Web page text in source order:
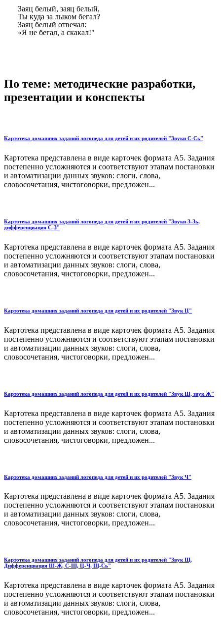
Заяц белый, заяц белый,
Ты куда за лыком бегал?
Заяц белый отвечал:
«Я не бегал, а скакал!"
По теме: методические разработки,
презентации и конспекты
Картотека домашних заданий логопеда для детей и их родителей "Звуки С-Сь"
Картотека представлена в виде карточек формата А5. Задания
постепенно усложняются и соответствуют этапам постановки
и автоматизации данных звуков: слоги, слова,
словосочетания, чистоговорки, предложен...
Картотека домашних заданий логопеда для детей и их родителей "Звуки З-Зь,
дифференциация С-З"
Картотека представлена в виде карточек формата А5. Задания
постепенно усложняются и соответствуют этапам постановки
и автоматизации данных звуков: слоги, слова,
словосочетания, чистоговорки, предложен...
Картотека домашних заданий логопеда для детей и их родителей "Звук Ц"
Картотека представлена в виде карточек формата А5. Задания
постепенно усложняются и соответствуют этапам постановки
и автоматизации данных звуков: слоги, слова,
словосочетания, чистоговорки, предложен...
Картотека домашних заданий логопеда для детей и их родителей "Звук Ш, звук Ж"
Картотека представлена в виде карточек формата А5. Задания
постепенно усложняются и соответствуют этапам постановки
и автоматизации данных звуков: слоги, слова,
словосочетания, чистоговорки, предложен...
Картотека домашних заданий логопеда для детей и их родителей "Звук Ч"
Картотека представлена в виде карточек формата А5. Задания
постепенно усложняются и соответствуют этапам постановки
и автоматизации данных звуков: слоги, слова,
словосочетания, чистоговорки, предложен...
Картотека домашних заданий логопеда для детей и их родителей "Звук Щ,
Дифференциация Ш-Ж, С-Ш, Ц-Ч, Щ-Сь"
Картотека представлена в виде карточек формата А5. Задания
постепенно усложняются и соответствуют этапам постановки
и автоматизации данных звуков: слоги, слова,
словосочетания, чистоговорки, предложен...